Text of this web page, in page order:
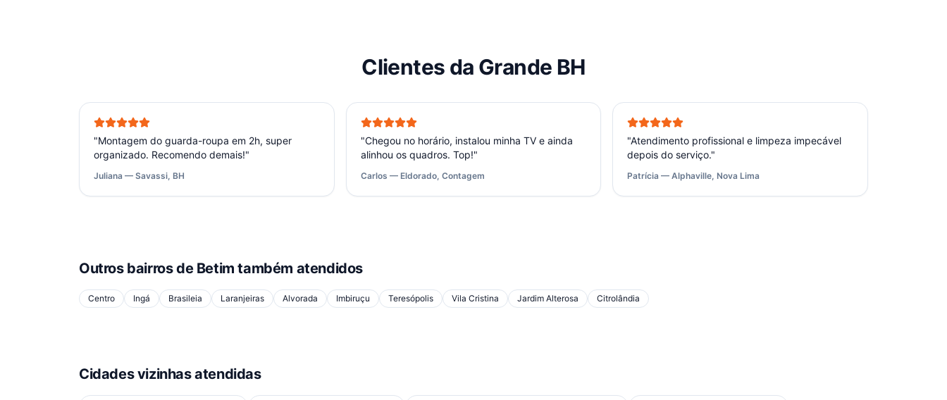
Clientes da Grande BH
"Montagem do guarda-roupa em 2h, super
organizado. Recomendo demais!"
Juliana — Savassi, BH
"Chegou no horário, instalou minha TV e ainda
alinhou os quadros. Top!"
Carlos — Eldorado, Contagem
"Atendimento profissional e limpeza impecável
depois do serviço."
Patrícia — Alphaville, Nova Lima
Outros bairros de Betim também atendidos
Centro Ingá Brasileia Laranjeiras Alvorada Imbiruçu Teresópolis Vila Cristina Jardim Alterosa Citrolândia
Cidades vizinhas atendidas